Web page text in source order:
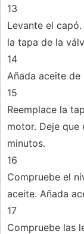
13
Levante el
la tapa de la
14
Añada aceite
15
Reemplace la
motor. Deje que
minutos.
16
Compruebe el
aceite. Añada
17
Compruebe las